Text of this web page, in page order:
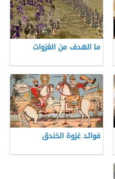
ما الهدف من الغزوات
فوائد غزوة الخندق